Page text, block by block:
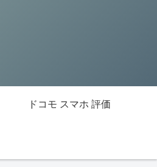
ドコモ スマホ 評価